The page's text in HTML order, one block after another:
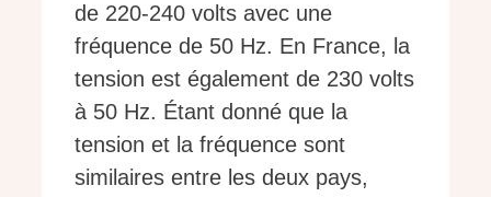
de 220-240 volts avec une
fréquence de 50 Hz. En France, la
tension est également de 230 volts
à 50 Hz. Étant donné que la
tension et la fréquence sont
similaires entre les deux pays,